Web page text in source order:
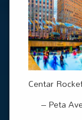
Centar
– Peta